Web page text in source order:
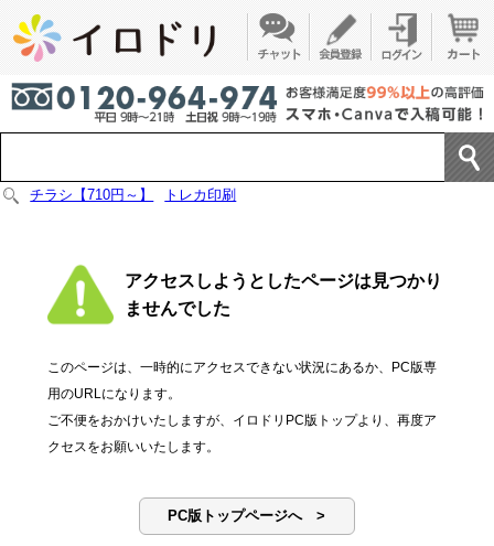
チラシ【710円～】 トレカ印刷
アクセスしようとしたページは見つかり
ませんでした
このページは、一時的にアクセスできない状況にあるか、PC版専
用のURLになります。
ご不便をおかけいたしますが、イロドリPC版トップより、再度ア
クセスをお願いいたします。
PC版トップページへ >